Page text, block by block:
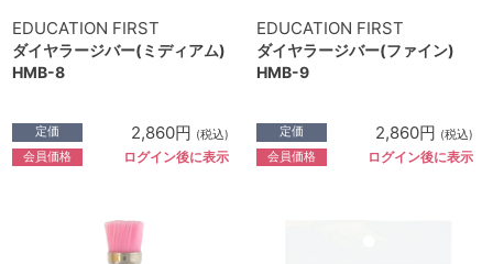
EDUCATION FIRST
ダイヤラージバー(ミディアム)
HMB-8
定価 2,860円 (税込)
会員価格 ログイン後に表示
EDUCATION FIRST
ダイヤラージバー(ファイン)
HMB-9
定価 2,860円 (税込)
会員価格 ログイン後に表示